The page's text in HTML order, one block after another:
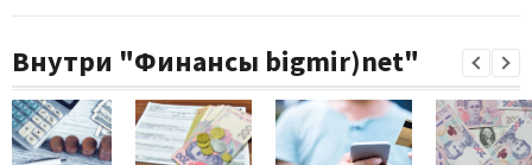
Внутри "Финансы bigmir)net"